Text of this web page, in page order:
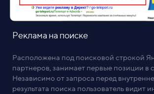
Реклама на поиске
Расположена под поисковой строкой
партнеров, занимает первые позиции в
Независимо от запроса перед
результата поиска пользователь видит